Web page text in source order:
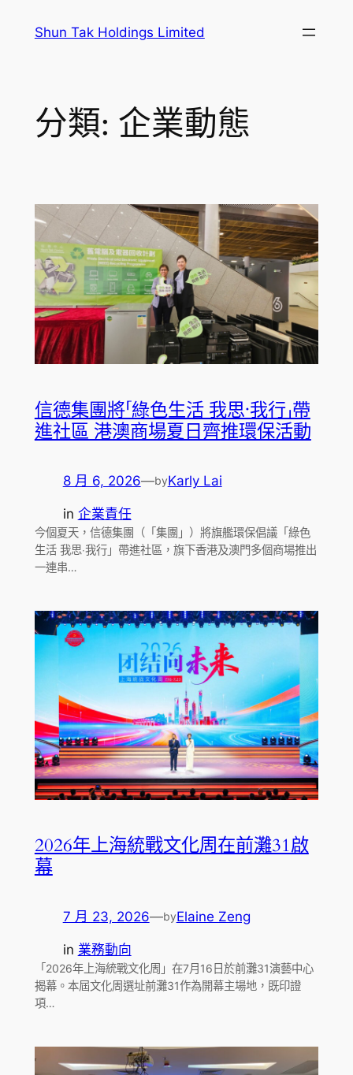
Shun Tak Holdings Limited
分類: 企業動態
信德集團將「綠色生活 我思‧我行」帶
進社區 港澳商場夏日齊推環保活動
8 月 6, 2026—byKarly Lai
in 企業責任
今個夏天，信德集團（「集團」）將旗艦環保倡議「綠色
生活 我思‧我行」帶進社區，旗下香港及澳門多個商場推出
一連串…
2026年上海統戰文化周在前灘31啟
幕
7 月 23, 2026—byElaine Zeng
in 業務動向
「2026年上海統戰文化周」在7月16日於前灘31演藝中心
揭幕。本屆文化周選址前灘31作為開幕主場地，既印證
項…